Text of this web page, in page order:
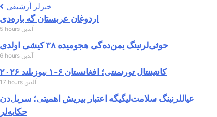
خبرلر آرشیفی
اردوغان عربستان گه باره‌دی
5 hours آلدین
حوثی‌لرنینگ یمن‌ده‌گی هجومیده ۳۸ کیشی اولدی
6 hours آلدین
۲۰۲۶ کانتیننتال تورنمنتی؛ افغانستان ۶-۱ نیوزیلند
17 hours آلدین
عیاللرنینگ سلامت‌لیگیگه اعتبار بیریش اهمیتی؛ سرپل‌دن
حکایه‌لر